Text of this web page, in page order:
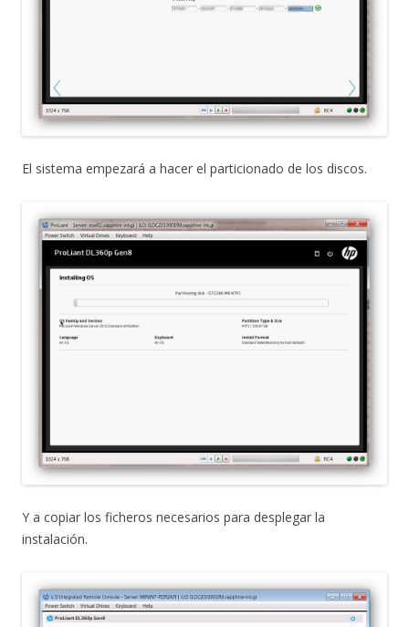
El sistema empezará a hacer el particionado de los discos.
Y a copiar los ficheros necesarios para desplegar la
instalación.